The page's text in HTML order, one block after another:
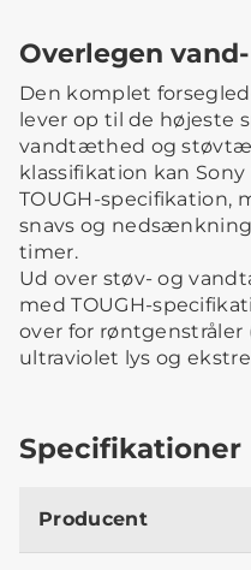
Overlegen
Den komplet
lever op til de højeste
vandtæthed og
klassifikation kan
TOUGH-specifikation,
snavs og
timer.
Ud over støv- og
med TOUGH-
over for røntgenstråler
ultraviolet lys og
Specifikationer
Producent